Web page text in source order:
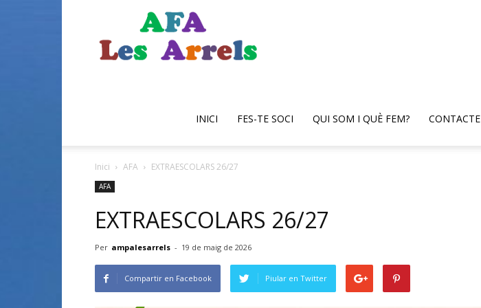
INICI FES-TE SOCI QUI SOM I QUÈ FEM? CONTACTE
Inici AFA EXTRAESCOLARS 26/27
AFA
EXTRAESCOLARS 26/27
Per ampalesarrels - 19 de maig de 2026
Compartir en Facebook Piular en Twitter